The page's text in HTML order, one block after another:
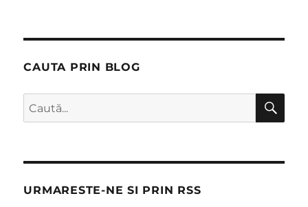
CAUTA PRIN BLOG
Caută
după:
URMARESTE-NE SI PRIN RSS